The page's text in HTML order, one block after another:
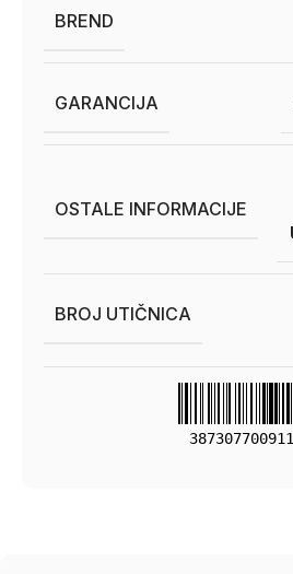
BREND
GARANCIJA
OSTALE INFORMACIJE
BROJ UTIČNICA